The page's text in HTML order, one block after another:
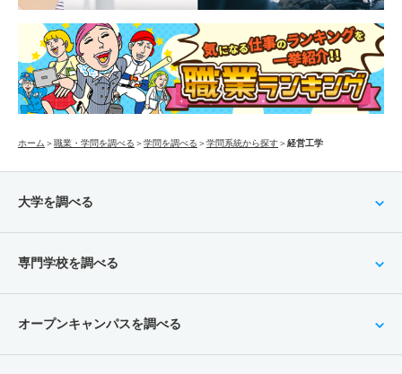
ホーム ＞職業・学問を調べる ＞学問を調べる ＞学問系統から探す＞経営工学
大学を調べる
専門学校を調べる
オープンキャンパスを調べる